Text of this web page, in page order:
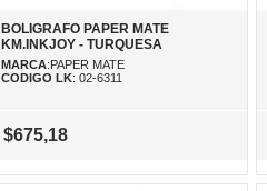
BOLIGRAFO PAPER MATE
KM.INKJOY - TURQUESA
MARCA:PAPER MATE
CODIGO LK: 02-6311
$675,18